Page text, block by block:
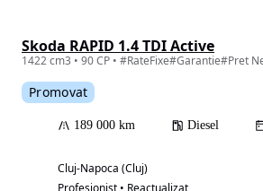
Skoda RAPID 1.4 TDI Active
Promovat
189 000 km Diesel
Cluj-Napoca (Cluj)
Profesionist • Reactualizat